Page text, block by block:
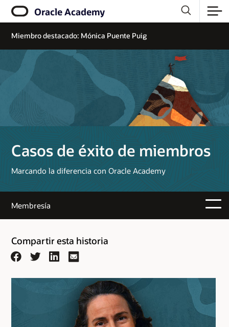
Oracle Academy
Casos de éxito de miembros
Marcando la diferencia con Oracle Academy
Miembro destacado: Mónica Puente Puig
Membresía
Compartir esta historia
FacebookTwitterLinkedInEmail